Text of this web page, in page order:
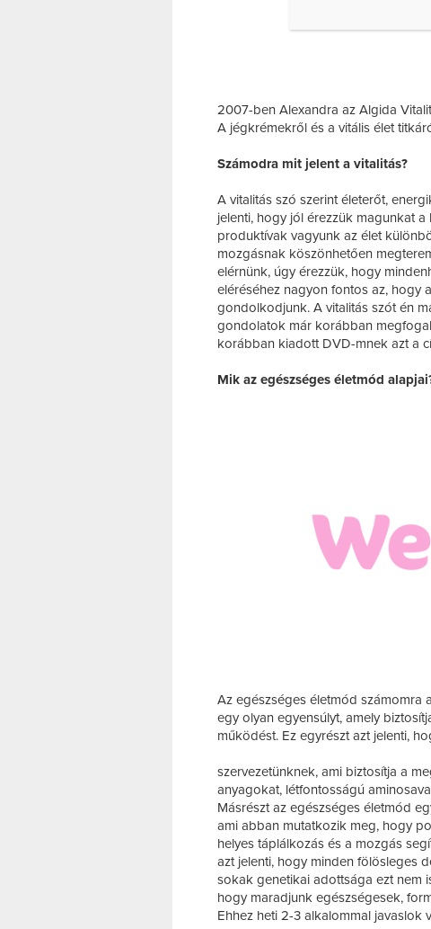
2007-ben Alexandra az Algida
A jégkrémekről és a vitális élet
Számodra mit jelent a vitalitás?
A vitalitás szó szerint életerőt,
jelenti, hogy jól érezzük magunkat
produktívak vagyunk az élet
mozgásnak köszönhetően
elérnünk, úgy érezzük, hogy
eléréséhez nagyon fontos az, hogy
gondolkodjunk. A vitalitás szót én
gondolatok már korábban
korábban kiadott DVD-mnek azt a
Mik az egészséges életmód
Az egészséges életmód számomra
egy olyan egyensúlyt, amely
működést. Ez egyrészt azt jelenti,
szervezetünknek, ami biztosítja a
anyagokat, létfontosságú
Másrészt az egészséges életmód
ami abban mutatkozik meg, hogy
helyes táplálkozás és a mozgás
azt jelenti, hogy minden fölösleges
sokak genetikai adottsága ezt nem
hogy maradjunk egészségesek,
Ehhez heti 2-3 alkalommal javaslok